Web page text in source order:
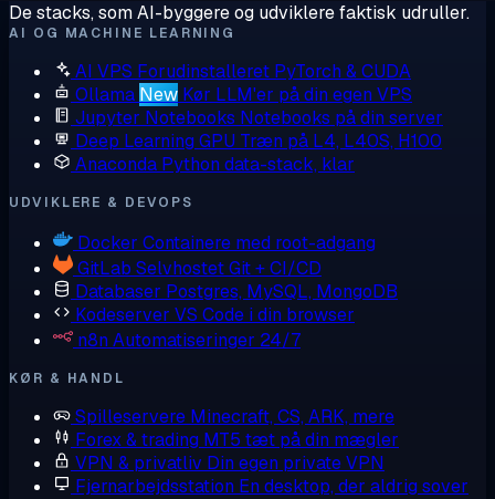
De stacks, som AI-byggere og udviklere faktisk udruller.
AI OG MACHINE LEARNING
AI VPS Forudinstalleret PyTorch & CUDA
Ollama New Kør LLM'er på din egen VPS
Jupyter Notebooks Notebooks på din server
Deep Learning GPU Træn på L4, L40S, H100
Anaconda Python data-stack, klar
UDVIKLERE & DEVOPS
Docker Containere med root-adgang
GitLab Selvhostet Git + CI/CD
Databaser Postgres, MySQL, MongoDB
Kodeserver VS Code i din browser
n8n Automatiseringer 24/7
KØR & HANDL
Spilleservere Minecraft, CS, ARK, mere
Forex & trading MT5 tæt på din mægler
VPN & privatliv Din egen private VPN
Fjernarbejdsstation En desktop, der aldrig sover